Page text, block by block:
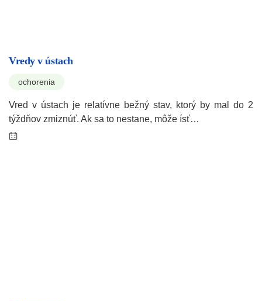
Vredy v ústach
ochorenia
Vred v ústach je relatívne bežný stav, ktorý by mal do 2
týždňov zmiznúť. Ak sa to nestane, môže ísť…